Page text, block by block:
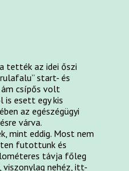
tették az idei őszi
start- és
csípős volt
is esett egy kis
az egészégügyi
várva.
mint eddig. Most nem
futottunk és
távja főleg
nehéz, itt-